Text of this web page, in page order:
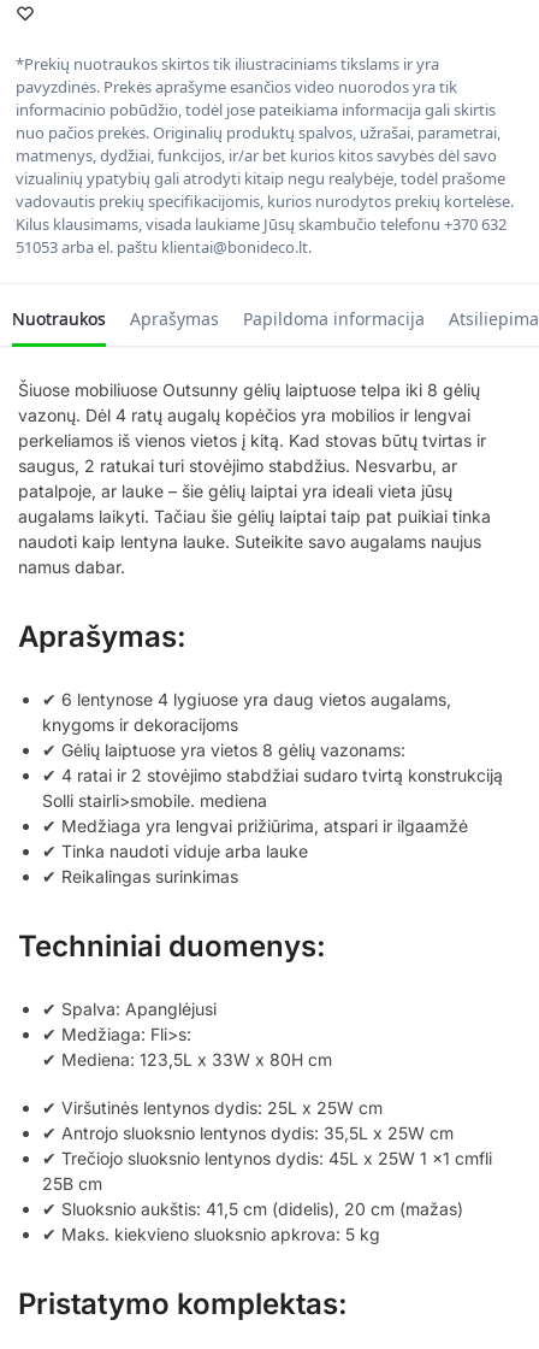
*Prekių nuotraukos skirtos tik iliustraciniams tikslams ir yra
pavyzdinės. Prekės aprašyme esančios video nuorodos yra tik
informacinio pobūdžio, todėl jose pateikiama informacija gali skirtis
nuo pačios prekės. Originalių produktų spalvos, užrašai, parametrai,
matmenys, dydžiai, funkcijos, ir/ar bet kurios kitos savybės dėl savo
vizualinių ypatybių gali atrodyti kitaip negu realybėje, todėl prašome
vadovautis prekių specifikacijomis, kurios nurodytos prekių kortelėse.
Kilus klausimams, visada laukiame Jūsų skambučio telefonu +370 632
51053 arba el. paštu klientai@bonideco.lt.
Nuotraukos Aprašymas Papildoma informacija
Šiuose mobiliuose Outsunny gėlių laiptuose telpa iki 8 gėlių
vazonų. Dėl 4 ratų augalų kopėčios yra mobilios ir lengvai
perkeliamos iš vienos vietos į kitą. Kad stovas būtų tvirtas ir
saugus, 2 ratukai turi stovėjimo stabdžius. Nesvarbu, ar
patalpoje, ar lauke – šie gėlių laiptai yra ideali vieta jūsų
augalams laikyti. Tačiau šie gėlių laiptai taip pat puikiai tinka
naudoti kaip lentyna lauke. Suteikite savo augalams naujus
namus dabar.
Aprašymas:
✔ 6 lentynose 4 lygiuose yra daug vietos augalams,
knygoms ir dekoracijoms
✔ Gėlių laiptuose yra vietos 8 gėlių vazonams:
✔ 4 ratai ir 2 stovėjimo stabdžiai sudaro tvirtą konstrukciją
Solli stairli>smobile. mediena
✔ Medžiaga yra lengvai prižiūrima, atspari ir ilgaamžė
✔ Tinka naudoti viduje arba lauke
✔ Reikalingas surinkimas
Techniniai duomenys:
✔ Spalva: Apanglėjusi
✔ Medžiaga: Fli>s:
✔ Mediena: 123,5L x 33W x 80H cm
✔ Viršutinės lentynos dydis: 25L x 25W cm
✔ Antrojo sluoksnio lentynos dydis: 35,5L x 25W cm
✔ Trečiojo sluoksnio lentynos dydis: 45L x 25W 1 x1 cmfli
25B cm
✔ Sluoksnio aukštis: 41,5 cm (didelis), 20 cm (mažas)
✔ Maks. kiekvieno sluoksnio apkrova: 5 kg
Pristatymo komplektas: